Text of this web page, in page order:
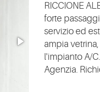
RICCIONE
forte
servizio ed
ampia
l'impianto A/
Agenzia.